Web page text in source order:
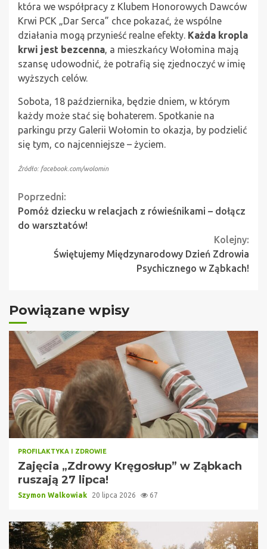
która we współpracy z Klubem Honorowych Dawców
Krwi PCK „Dar Serca” chce pokazać, że wspólne
działania mogą przynieść realne efekty. Każda kropla
krwi jest bezcenna, a mieszkańcy Wołomina mają
szansę udowodnić, że potrafią się zjednoczyć w imię
wyższych celów.
Sobota, 18 października, będzie dniem, w którym
każdy może stać się bohaterem. Spotkanie na
parkingu przy Galerii Wołomin to okazja, by podzielić
się tym, co najcenniejsze – życiem.
Źródło: facebook.com/wolomin
Continue
Reading
Poprzedni:
Pomóż dziecku w relacjach z rówieśnikami – dołącz
do warsztatów!
Kolejny:
Świętujemy Międzynarodowy Dzień Zdrowia
Psychicznego w Ząbkach!
Powiązane wpisy
PROFILAKTYKA I ZDROWIE
Zajęcia „Zdrowy Kręgosłup” w Ząbkach
ruszają 27 lipca!
Szymon Walkowiak 20 lipca 2026 67